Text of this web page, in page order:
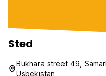
Sted
Bukhara street 49,
Usbekistan